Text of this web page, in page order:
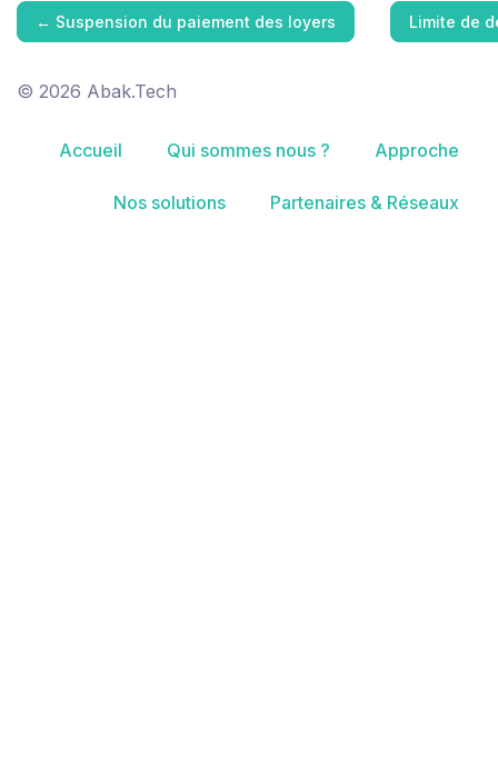
← Suspension du paiement des loyers Limite de
© 2026 Abak.Tech
Accueil Qui sommes nous ? Approche
Nos solutions Partenaires & Réseaux